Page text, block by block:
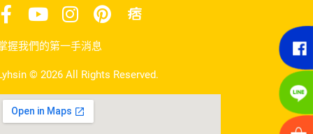
握我們的第一手消息
© 2026 All Rights Reserved.